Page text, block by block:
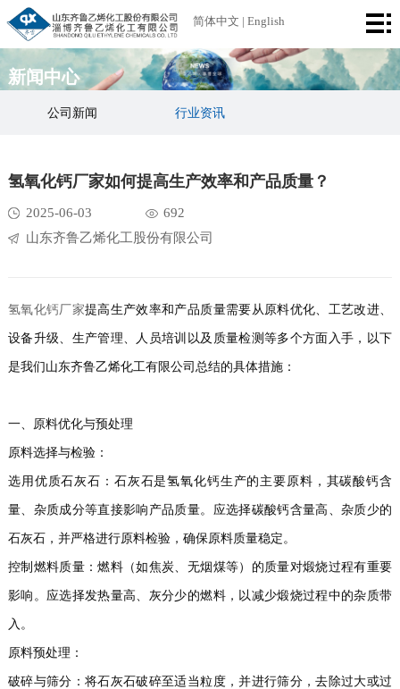
简体中文 English
首
页
公
介
中
心
区
设
荣
质
中
心
系
我
新闻中心
公司新闻 行业资讯
氢氧化钙厂家如何提高生产效率和产品质量？
2025-06-03
692
山东齐鲁乙烯化工股份有限公司
氢氧化钙厂家提高生产效率和产品质量需要从原料优化、工艺改进、
设备升级、生产管理、人员培训以及质量检测等多个方面入手，以下
是我们山东齐鲁乙烯化工有限公司总结的具体措施：
一、原料优化与预处理
原料选择与检验：
选用优质石灰石：石灰石是氢氧化钙生产的主要原料，其碳酸钙含
量、杂质成分等直接影响产品质量。应选择碳酸钙含量高、杂质少的
石灰石，并严格进行原料检验，确保原料质量稳定。
控制燃料质量：燃料（如焦炭、无烟煤等）的质量对煅烧过程有重要
影响。应选择发热量高、灰分少的燃料，以减少煅烧过程中的杂质带
入。
原料预处理：
破碎与筛分：将石灰石破碎至适当粒度，并进行筛分，去除过大或过